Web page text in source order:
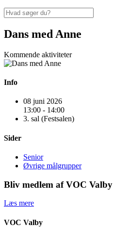
Dans med Anne
Kommende aktiviteter
Info
08 juni 2026
13:00 - 14:00
3. sal (Festsalen)
Sider
Senior
Øvrige målgrupper
Bliv medlem af VOC Valby
Læs mere
VOC Valby